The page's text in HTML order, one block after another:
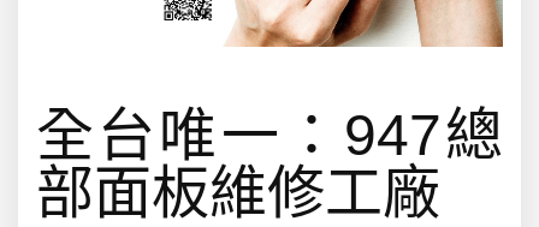
全台唯一：947總
部面板維修工廠